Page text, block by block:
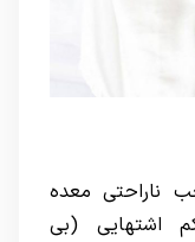
ناراحتی معده
اشتهایی (بی